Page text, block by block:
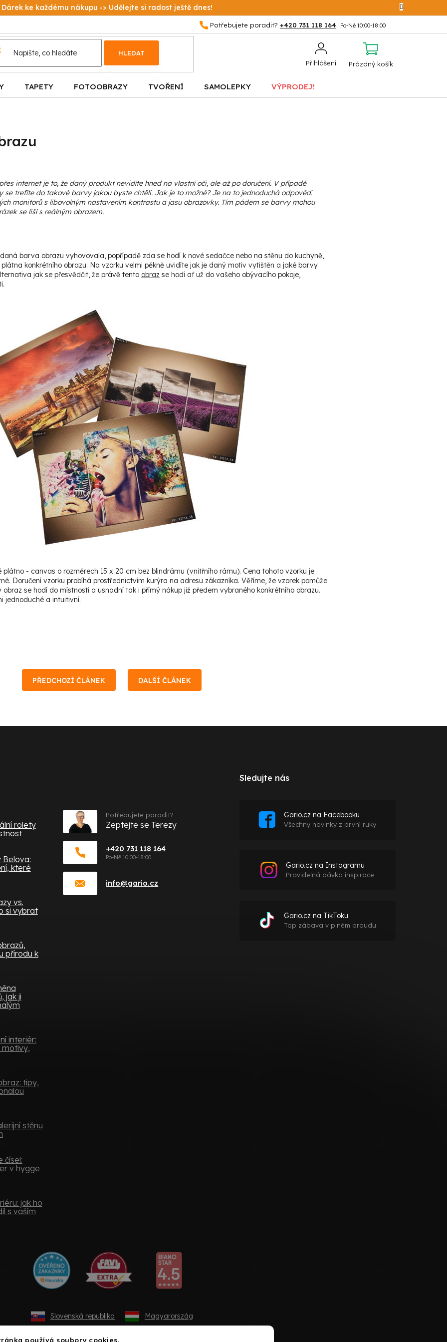
používá soubory cookies.
Dárek ke každému nákupu -> Udělejte si radost ještě dnes!
+420 731 118 164
Přihlášení
HLEDAT
NÁKUPNÍ
Prázdný košík
TAPETY FOTOOBRAZY TVOŘENÍ SAMOLEPKY VÝPRODEJ!
internet je to, že daný produkt nevidíte hned na vlastní oči, ale až po doručení. V případě
se trefíte do takové barvy jakou byste chtěli. Jak je to možné? Je na to jednoduchá odpověď.
monitorů s libovolným nastavením kontrastu a jasu obrazovky. Tím pádem se barvy mohou
se liší s reálným obrazem.
barva obrazu vyhovovala, popřípadě zda se hodí k nové sedačce nebo na stěnu do kuchyně,
konkrétního obrazu. Na vzorku velmi pěkně uvidíte jak je daný motiv vytištěn a jaké barvy
jak se přesvědčit, že právě tento obraz se hodí ať už do vašeho obývacího pokoje,
- canvas o rozměrech 15 x 20 cm bez blindrámu (vnitřního rámu). Cena tohoto vzorku je
Doručení vzorku probíhá prostřednictvím kurýra na adresu zákazníka. Věříme, že vzorek pomůže
se hodí do místnosti a usnadní tak i přímý nákup již předem vybraného konkrétního obrazu.
jednoduché a intuitivní.
PŘEDCHOZÍ ČLÁNEK DALŠÍ ČLÁNEK
rolety
které
vs.
si vybrat
přírodu k
jak ji
interiér:
tipy,
stěnu
čísel:
v hygge
jak ho
s vaším
info@gario.cz
+420 731 118 164
Potřebujete poradit?
Zeptejte se Terezy
Sledujte nás
Gario.cz na Facebooku
Všechny novinky z první ruky
Gario.cz na Instagramu
Pravidelná dávka inspirace
Gario.cz na TikToku
Top zábava v plném proudu
Slovenská republika Magyarország